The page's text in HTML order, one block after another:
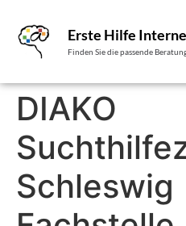
Erste Hilfe
Finden Sie die passende
DIAKO
Schleswig |